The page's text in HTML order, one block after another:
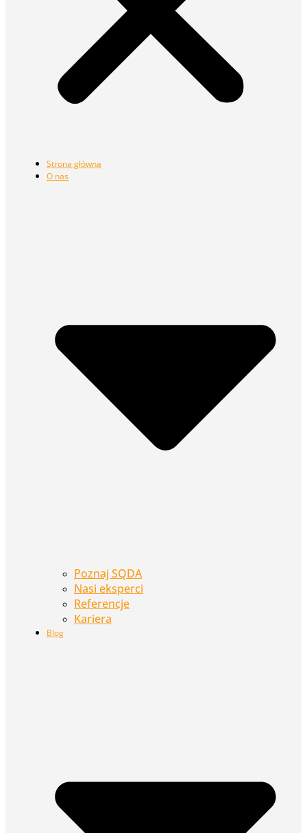
Strona główna
O nas
Poznaj SQDA
Nasi eksperci
Referencje
Kariera
Blog